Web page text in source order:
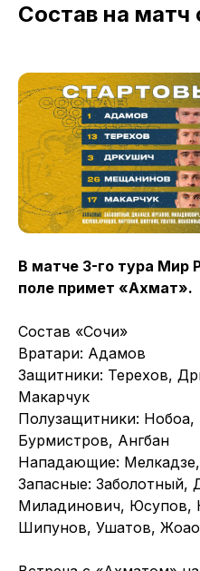
Состав на
В матче 3-го тура Мир
поле примет «Ахмат».
Состав «Сочи»
Вратари: Адамов
Защитники: Терехов,
Макарчук
Полузащитники: Нобоа,
Бурмистров, Ангбан
Нападающие:
Запасные: Заболотный,
Миладинович, Юсупов,
Шипунов, Ушатов,